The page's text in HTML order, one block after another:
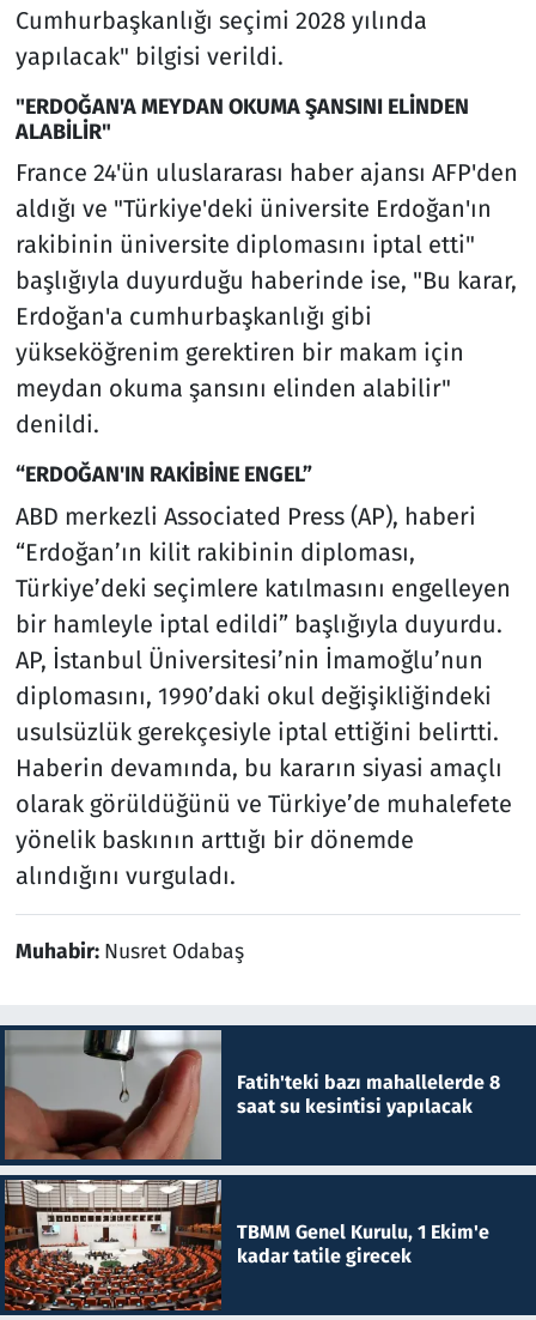
Cumhurbaşkanlığı seçimi 2028 yılında
yapılacak" bilgisi verildi.
"ERDOĞAN'A MEYDAN OKUMA ŞANSINI ELİNDEN
ALABİLİR"
France 24'ün uluslararası haber ajansı AFP'den
aldığı ve "Türkiye'deki üniversite Erdoğan'ın
rakibinin üniversite diplomasını iptal etti"
başlığıyla duyurduğu haberinde ise, "Bu karar,
Erdoğan'a cumhurbaşkanlığı gibi
yükseköğrenim gerektiren bir makam için
meydan okuma şansını elinden alabilir"
denildi.
“ERDOĞAN'IN RAKİBİNE ENGEL”
ABD merkezli Associated Press (AP), haberi
“Erdoğan’ın kilit rakibinin diploması,
Türkiye’deki seçimlere katılmasını engelleyen
bir hamleyle iptal edildi” başlığıyla duyurdu.
AP, İstanbul Üniversitesi’nin İmamoğlu’nun
diplomasını, 1990’daki okul değişikliğindeki
usulsüzlük gerekçesiyle iptal ettiğini belirtti.
Haberin devamında, bu kararın siyasi amaçlı
olarak görüldüğünü ve Türkiye’de muhalefete
yönelik baskının arttığı bir dönemde
alındığını vurguladı.
Muhabir: Nusret Odabaş
Fatih'teki bazı mahallelerde 8
saat su kesintisi yapılacak
TBMM Genel Kurulu, 1 Ekim'e
kadar tatile girecek